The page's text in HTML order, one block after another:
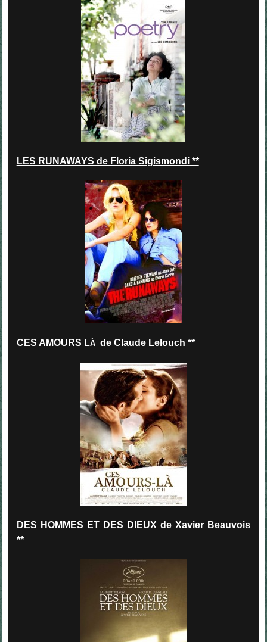
LES RUNAWAYS de Floria Sigismondi **
CES AMOURS LÀ de Claude Lelouch **
DES HOMMES ET DES DIEUX de Xavier Beauvois
**